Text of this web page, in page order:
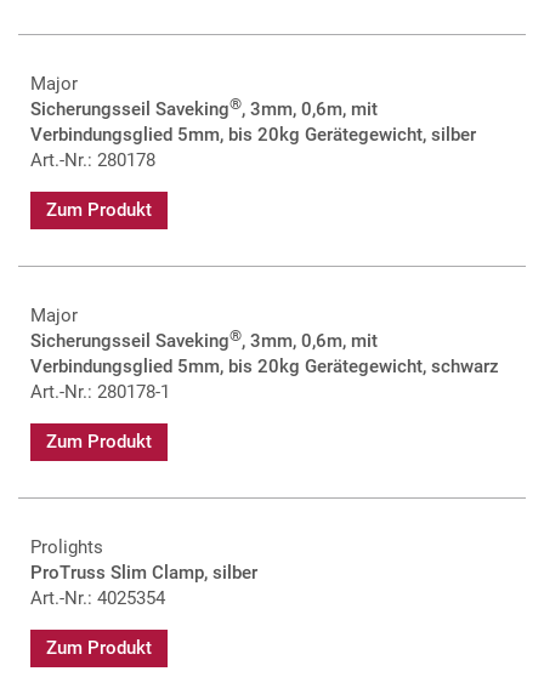
Major
Sicherungsseil Saveking®, 3mm, 0,6m, mit
Verbindungsglied 5mm, bis 20kg Gerätegewicht, silber
Art.-Nr.: 280178
Zum Produkt
Major
Sicherungsseil Saveking®, 3mm, 0,6m, mit
Verbindungsglied 5mm, bis 20kg Gerätegewicht, schwarz
Art.-Nr.: 280178-1
Zum Produkt
Prolights
ProTruss Slim Clamp, silber
Art.-Nr.: 4025354
Zum Produkt